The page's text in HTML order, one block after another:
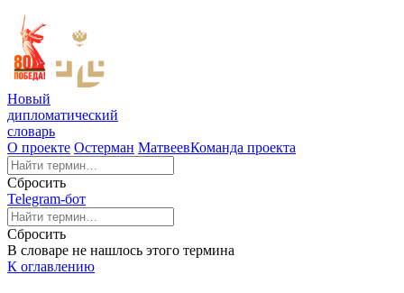
Новый
дипломатический
словарь
О проекте Остерман МатвеевКоманда проекта
Сбросить
Telegram-бот
Сбросить
В словаре не нашлось этого термина
К оглавлению